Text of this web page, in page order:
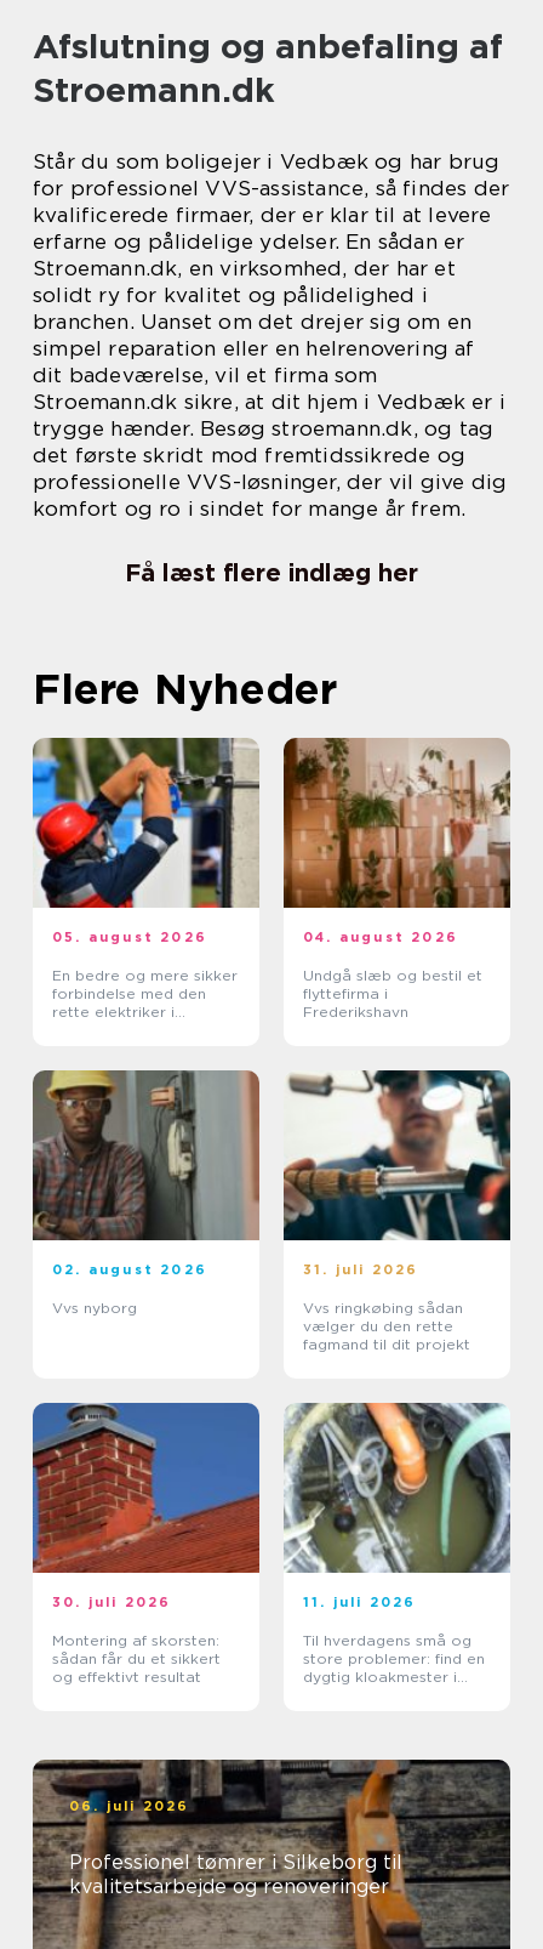
Afslutning og anbefaling af
Stroemann.dk
Står du som boligejer i Vedbæk og har brug
for professionel VVS-assistance, så findes der
kvalificerede firmaer, der er klar til at levere
erfarne og pålidelige ydelser. En sådan er
Stroemann.dk, en virksomhed, der har et
solidt ry for kvalitet og pålidelighed i
branchen. Uanset om det drejer sig om en
simpel reparation eller en helrenovering af
dit badeværelse, vil et firma som
Stroemann.dk sikre, at dit hjem i Vedbæk er i
trygge hænder. Besøg stroemann.dk, og tag
det første skridt mod fremtidssikrede og
professionelle VVS-løsninger, der vil give dig
komfort og ro i sindet for mange år frem.
Få læst flere indlæg her
Flere Nyheder
05. august 2026
En bedre og mere sikker
forbindelse med den
rette elektriker i
04. august 2026
Undgå slæb og bestil et
flyttefirma i
Frederikshavn
02. august 2026
Vvs nyborg
31. juli 2026
Vvs ringkøbing sådan
vælger du den rette
fagmand til dit projekt
30. juli 2026
Montering af skorsten:
sådan får du et sikkert
og effektivt resultat
11. juli 2026
Til hverdagens små og
store problemer: find en
dygtig kloakmester i
06. juli 2026
Professionel tømrer i Silkeborg til
kvalitetsarbejde og renoveringer